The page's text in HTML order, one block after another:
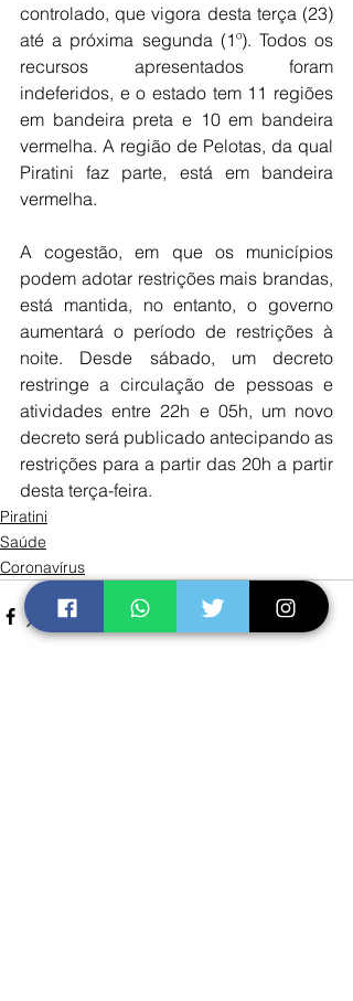
controlado, que vigora desta terça (23)
até a próxima segunda (1º). Todos os
recursos apresentados foram
indeferidos, e o estado tem 11 regiões
em bandeira preta e 10 em bandeira
vermelha. A região de Pelotas, da qual
Piratini faz parte, está em bandeira
vermelha.
A cogestão, em que os municípios
podem adotar restrições mais brandas,
está mantida, no entanto, o governo
aumentará o período de restrições à
noite. Desde sábado, um decreto
restringe a circulação de pessoas e
atividades entre 22h e 05h, um novo
decreto será publicado antecipando as
restrições para a partir das 20h a partir
desta terça-feira.
Piratini
Saúde
Coronavírus